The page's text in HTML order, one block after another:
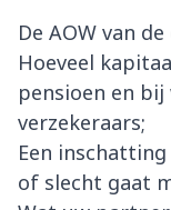
De AOW van
Hoeveel
pensioen en
verzekeraars;
Een
of slecht gaat